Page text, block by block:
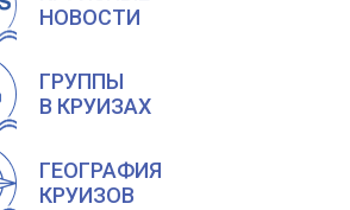
НОВОСТИ
ГРУППЫ
В КРУИЗАХ
ГЕОГРАФИЯ
КРУИЗОВ